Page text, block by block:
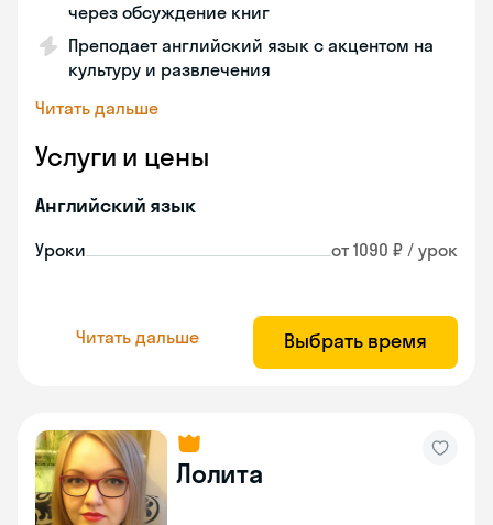
через обсуждение книг
Преподает английский язык с акцентом на
культуру и развлечения
Читать дальше
Услуги и цены
Английский язык
Уроки от 1090 ₽ / урок
Читать дальше Выбрать время
Лолита